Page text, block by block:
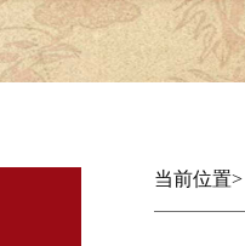
当前位置